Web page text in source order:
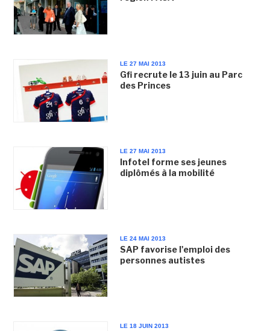
LE 27 MAI 2013
Gfi recrute le 13 juin au Parc
des Princes
LE 27 MAI 2013
Infotel forme ses jeunes
diplômés à la mobilité
LE 24 MAI 2013
SAP favorise l'emploi des
personnes autistes
LE 18 JUIN 2013